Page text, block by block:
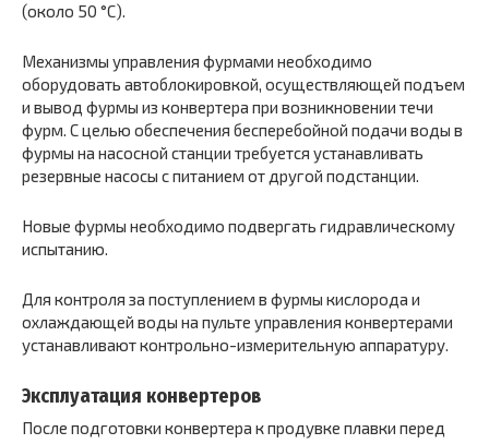
(около 50 °С).
Механизмы управления фурмами необходимо
оборудовать автоблокировкой, осуществляющей подъем
и вывод фурмы из конвертера при возникновении течи
фурм. С целью обеспечения бесперебойной подачи воды в
фурмы на насосной станции требуется устанавливать
резервные насосы с питанием от другой подстанции.
Новые фурмы необходимо подвергать гидравлическому
испытанию.
Для контроля за поступлением в фурмы кислорода и
охлаждающей воды на пульте управления конвертерами
устанавливают контрольно-измерительную аппаратуру.
Эксплуатация конвертеров
После подготовки конвертера к продувке плавки перед